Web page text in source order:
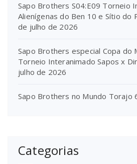
Sapo Brothers S04:E09 Torneio
Alienígenas do Ben 10 e Sítio do
de julho de 2026
Sapo Brothers especial Copa do
Torneio Interanimado Sapos x
julho de 2026
Sapo Brothers no Mundo Torajo
Categorias